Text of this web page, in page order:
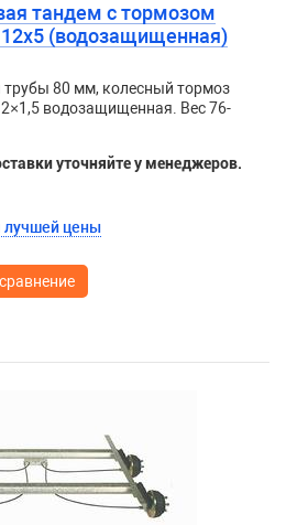
тандем с тормозом
(водозащищенная)
80 мм, колесный тормоз
водозащищенная. Вес 76-
уточняйте у менеджеров.
лучшей цены